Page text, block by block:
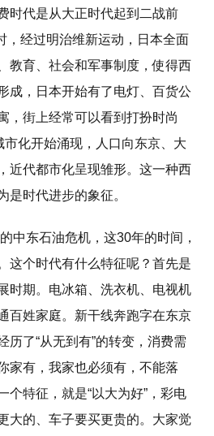
时代是从大正时代起到二战前
，经过明治维新运动，日本全面
教育、社会和军事制度，使得西
成，日本开始有了电灯、百货公
，街上经常可以看到打扮时尚
市化开始涌现，人口向东京、大
近代都市化呈现雏形。这一种西
是时代进步的象征。
中东石油危机，这30年的时间，
这个时代有什么特征呢？首先是
时期。电冰箱、洗衣机、电视机
百姓家庭。新干线奔跑字在东京
历了“从无到有”的转变，消费需
家有，我家也必须有，不能落
个特征，就是“以大为好”，彩电
大的、车子要买更贵的。大家觉